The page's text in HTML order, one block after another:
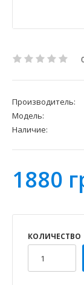
Производитель:
Модель:
Наличие:
1880
КОЛИЧЕСТВО